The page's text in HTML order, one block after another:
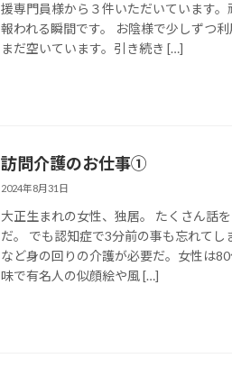
援専門員様から３件いただいています
報われる瞬間です。 お陰様で少しずつ
まだ空いています。引き続き […]
訪問介護のお仕事①
2024年8月31日
大正生まれの女性、独居。 たくさん話
だ。 でも認知症で3分前の事も忘れて
など身の回りの介護が必要だ。女性は
味で有名人の似顔絵や風 […]